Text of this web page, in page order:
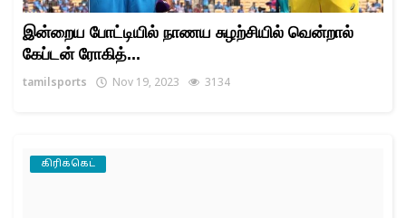
இன்றைய போட்டியில் நாணய சுழற்சியில் வென்றால்
கேப்டன் ரோகித்...
tamilsports Nov 19, 2023 3134
கிரிக்கெட்